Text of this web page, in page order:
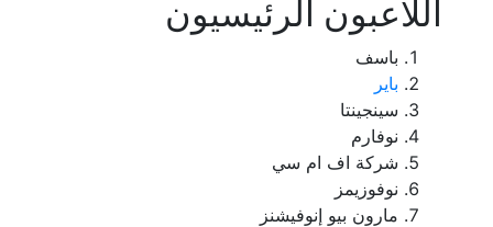
اللاعبون الرئيسيون
باسف
باير
سينجينتا
نوفارم
شركة اف ام سي
نوفوزيمز
مارون بيو إنوفيشنز